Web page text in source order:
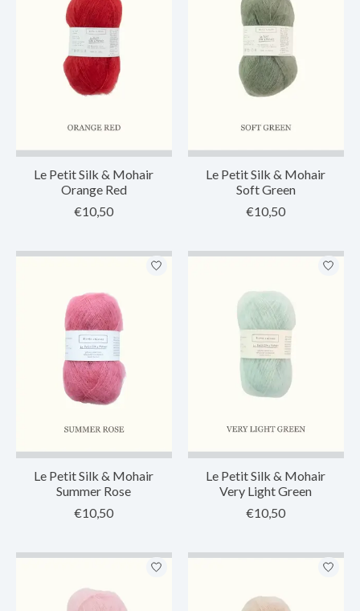
Le Petit Silk & Mohair
Orange Red
€10,50
Le Petit Silk & Mohair
Soft Green
€10,50
Le Petit Silk & Mohair
Summer Rose
€10,50
Le Petit Silk & Mohair
Very Light Green
€10,50